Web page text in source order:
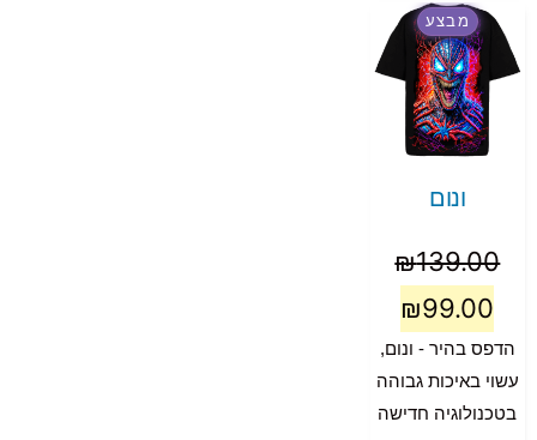
מבצע
ונום
₪139.00
₪99.00
הדפס בהיר - ונום,
עשוי באיכות גבוהה
בטכנולוגיה חדישה